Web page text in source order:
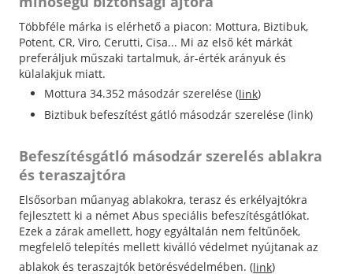
Többféle márka is elérhető a piacon: Mottura, Biztibuk,
Potent, CR, Viro, Cerutti, Cisa... Mi az első két márkát
preferáljuk műszaki tartalmuk, ár-érték arányuk és
külalakjuk miatt.
Mottura 34.352 másodzár szerelése (link)
Biztibuk befeszítést gátló másodzár szerelése (link)
Befeszítésgátló másodzár szerelés ablakra
és teraszajtóra
Elsősorban műanyag ablakokra, terasz és erkélyajtókra
fejlesztett ki a német Abus speciális befeszítésgátlókat.
Ezek a zárak amellett, hogy egyáltalán nem feltűnőek,
megfelelő telepítés mellett kiválló védelmet nyújtanak az
ablakok és teraszajtók betörésvédelmében. (link)